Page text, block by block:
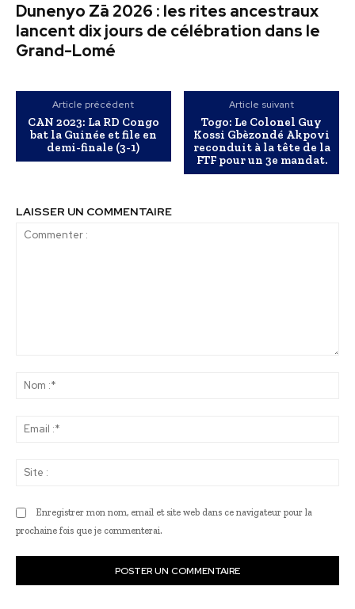
Dunenyo Zā 2026 : les rites ancestraux
lancent dix jours de célébration dans le
Grand-Lomé
Article précédent
CAN 2023: La RD Congo
bat la Guinée et file en
demi-finale (3-1)
Article suivant
Togo: Le Colonel Guy
Kossi Gbèzondé Akpovi
reconduit à la tête de la
FTF pour un 3e mandat.
LAISSER UN COMMENTAIRE
Enregistrer mon nom, email et site web dans ce navigateur pour la
prochaine fois que je commenterai.